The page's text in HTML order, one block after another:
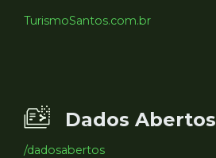
TurismoSantos.com.br
Dados Abertos
/dadosabertos